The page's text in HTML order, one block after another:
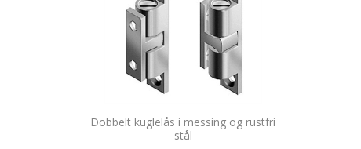
Dobbelt kuglelås i messing og rustfri
stål